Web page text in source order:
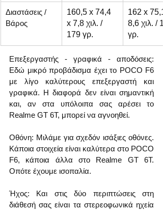
Διαστάσεις /
Βάρος
160,5 x 74,4
x 7,8 χιλ. /
179 γρ.
162 x
8,6 χιλ. /
γρ.
Επεξεργαστής - γραφικά - αποδόσεις:
Εδώ μικρό προβάδισμα έχει το POCO F6
με λίγο καλύτερους επεξεργαστή και
γραφικά. Η διαφορά δεν είναι σημαντική
και, αν στα υπόλοιπα σας αρέσει το
Realme GT 6T, μπορεί να αγνοηθεί.
Οθόνη: Μιλάμε για σχεδόν ισάξιες οθόνες.
Κάποια στοιχεία είναι καλύτερα στο POCO
F6, κάποια άλλα στο Realme GT 6T.
Οπότε έχουμε ισοπαλία.
Ήχος: Και στις δύο περιπτώσεις στη
διάθεσή σας είναι τα στερεοφωνικά ηχεία